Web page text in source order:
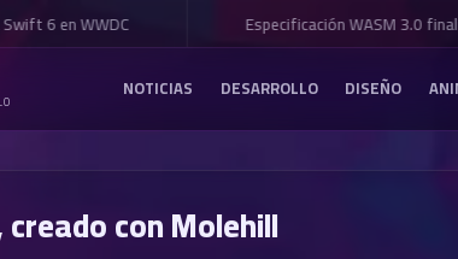
6 en WWDC Especificación WASM 3.0
NOTICIAS DESARROLLO DISEÑO
con Molehill